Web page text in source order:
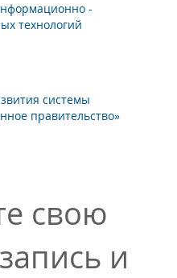
-
технологий
системы
правительство»
свою
и